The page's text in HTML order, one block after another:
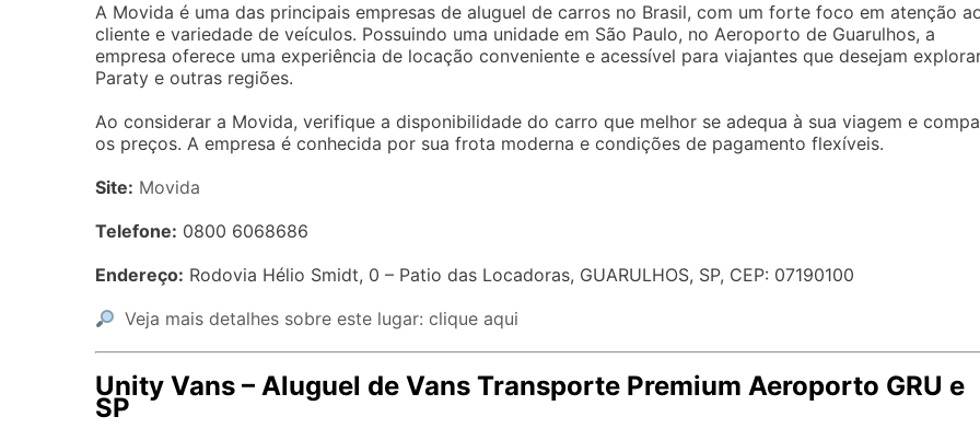
A Movida é uma das principais empresas de aluguel de carros no Brasil, com um forte foco em atenção
cliente e variedade de veículos. Possuindo uma unidade em São Paulo, no Aeroporto de Guarulhos, a
empresa oferece uma experiência de locação conveniente e acessível para viajantes que desejam
Paraty e outras regiões.
Ao considerar a Movida, verifique a disponibilidade do carro que melhor se adequa à sua viagem e
os preços. A empresa é conhecida por sua frota moderna e condições de pagamento flexíveis.
Site: Movida
Telefone: 0800 6068686
Endereço: Rodovia Hélio Smidt, 0 – Patio das Locadoras, GUARULHOS, SP, CEP: 07190100
Veja mais detalhes sobre este lugar: clique aqui
Unity Vans – Aluguel de Vans Transporte Premium Aeroporto GRU e
SP